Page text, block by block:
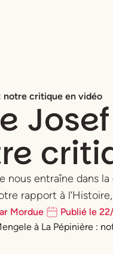
notre critique en vidéo
entraîne dans
rapport à
Mordue Publié le 22/